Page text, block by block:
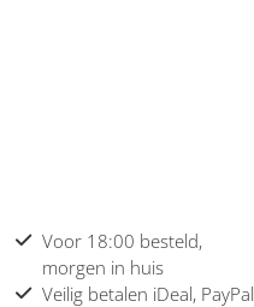
Voor 18:00 besteld,
morgen in huis
Veilig betalen iDeal, PayPal